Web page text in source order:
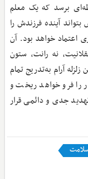
برسد که یک معلم
آینده فرزندش را
اعتماد خواهد بود. آن
نه رانت، ستون
آرام به‌تدریج تمام
فرو خواهد ریخت و
جدی و دائمی قرار